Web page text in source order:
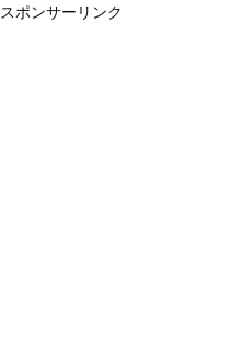
スポンサーリンク